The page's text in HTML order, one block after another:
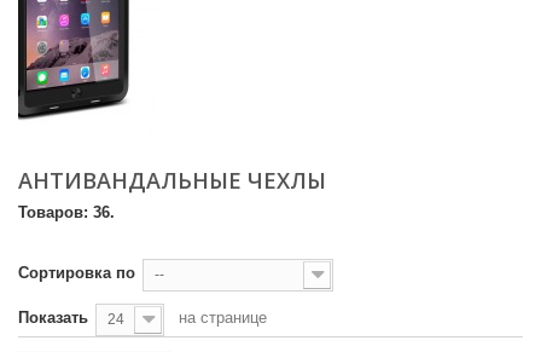
АНТИВАНДАЛЬНЫЕ ЧЕХЛЫ
Товаров: 36.
Сортировка по --
Показать 24 на странице